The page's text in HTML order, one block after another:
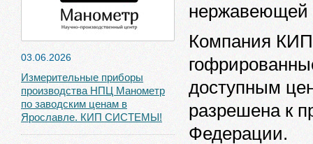
03.06.2026
Измерительные приборы
производства НПЦ Манометр
по заводским ценам в
Ярославле. КИП СИСТЕМЫ!
нержавеющей
Компания КИП
доступным
разрешена к
Федерации.